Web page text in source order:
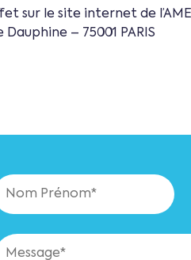
sur le site internet de
Dauphine – 75001 PARIS